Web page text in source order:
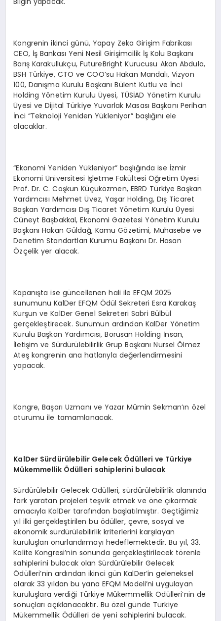
Kongrenin ikinci günü, Yapay Zeka Girişim Fabrikası
CEO, İş Bankası Yeni Nesil Girişimcilik İş Kolu Başkanı
Barış Karakullukçu, FutureBright Kurucusu Akan Abdula,
BSH Türkiye, CTO ve COO’su Hakan Mandalı, Vizyon
100, Danışma Kurulu Başkanı Bülent Kutlu ve İnci
Holding Yönetim Kurulu Üyesi, TÜSİAD Yönetim Kurulu
Üyesi ve Dijital Türkiye Yuvarlak Masası Başkanı Perihan
İnci “Teknoloji Yeniden Yükleniyor” başlığını ele
alacaklar.
“Ekonomi Yeniden Yükleniyor” başlığında ise İzmir
Ekonomi Üniversitesi İşletme Fakültesi Öğretim Üyesi
Prof. Dr. C. Coşkun Küçüközmen, EBRD Türkiye Başkan
Yardımcısı Mehmet Üvez, Yaşar Holding, Dış Ticaret
Başkan Yardımcısı Dış Ticaret Yönetim Kurulu Üyesi
Cüneyt Başbakkal, Ekonomi Gazetesi Yönetim Kurulu
Başkanı Hakan Güldağ, Kamu Gözetimi, Muhasebe ve
Denetim Standartları Kurumu Başkanı Dr. Hasan
Özçelik yer alacak.
Kapanışta ise güncellenen hali ile EFQM 2025
sunumunu KalDer EFQM Ödül Sekreteri Esra Karakaş
Kurşun ve KalDer Genel Sekreteri Sabri Bülbül
gerçekleştirecek. Sunumun ardından KalDer Yönetim
Kurulu Başkan Yardımcısı, Borusan Holding İnsan,
İletişim ve Sürdürülebilirlik Grup Başkanı Nursel Ölmez
Ateş kongrenin ana hatlarıyla değerlendirmesini
yapacak.
Kongre, Başarı Uzmanı ve Yazar Mümin Sekman’ın özel
oturumu ile tamamlanacak.
KalDer Sürdürülebilir Gelecek Ödülleri ve Türkiye
Mükemmellik Ödülleri sahiplerini bulacak
Sürdürülebilir Gelecek Ödülleri, sürdürülebilirlik alanında
fark yaratan projeleri teşvik etmek ve öne çıkarmak
amacıyla KalDer tarafından başlatılmıştır. Geçtiğimiz
yıl ilki gerçekleştirilen bu ödüller, çevre, sosyal ve
ekonomik sürdürülebilirlik kriterlerini karşılayan
kuruluşları onurlandırmayı hedeflemektedir. Bu yıl, 33.
Kalite Kongresi’nin sonunda gerçekleştirilecek törenle
sahiplerini bulacak olan Sürdürülebilir Gelecek
Ödülleri’nin ardından ikinci gün KalDer’in geleneksel
olarak 33 yıldan bu yana EFQM Modeli’ni uygulayan
kuruluşlara verdiği Türkiye Mükemmellik Ödülleri’nin de
sonuçları açıklanacaktır. Bu özel günde Türkiye
Mükemmellik Ödülleri de yeni sahiplerini bulacak.